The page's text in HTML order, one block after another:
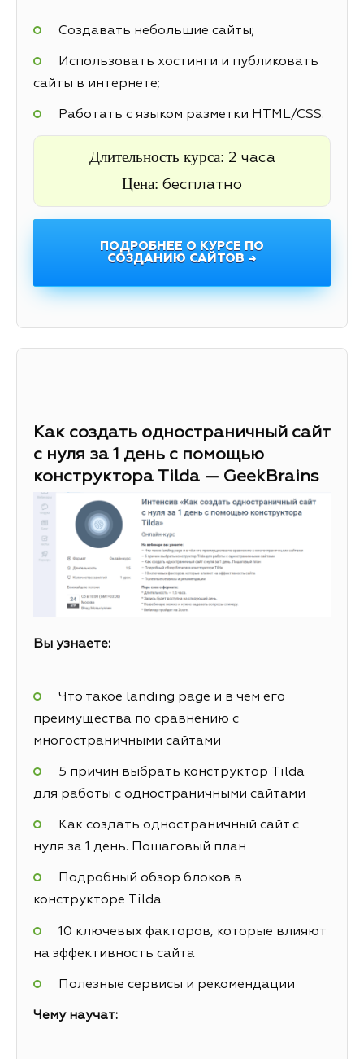
Создавать небольшие сайты;
Использовать хостинги и публиковать
сайты в интернете;
Работать с языком разметки HTML/CSS.
Длительность курса: 2 часа
Цена: бесплатно
ПОДРОБНЕЕ О КУРСЕ ПО
СОЗДАНИЮ САЙТОВ →
Как создать одностраничный сайт
с нуля за 1 день с помощью
конструктора Tilda — GeekBrains
Вы узнаете:
Что такое landing page и в чём его
преимущества по сравнению с
многостраничными сайтами
5 причин выбрать конструктор Tilda
для работы с одностраничными сайтами
Как создать одностраничный сайт с
нуля за 1 день. Пошаговый план
Подробный обзор блоков в
конструкторе Tilda
10 ключевых факторов, которые влияют
на эффективность сайта
Полезные сервисы и рекомендации
Чему научат: